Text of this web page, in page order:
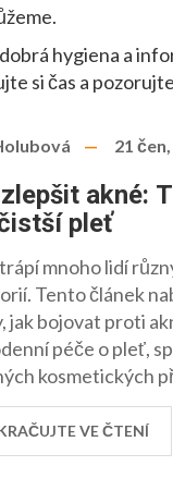
hygiena a
si čas a
21
akné:
pleť
mnoho lidí
Tento článek
jak bojovat proti
péče o pleť,
kosmetických
stylu. Přečtěte si,
spojených s
své pleti.
VE ČTENÍ